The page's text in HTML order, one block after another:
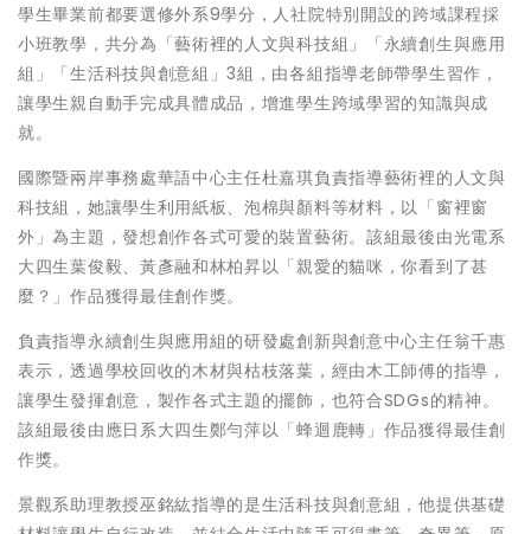
學生畢業前都要選修外系9學分，人社院特別開設的跨域課程採
小班教學，共分為「藝術裡的人文與科技組」「永續創生與應用
組」「生活科技與創意組」3組，由各組指導老師帶學生習作，
讓學生親自動手完成具體成品，增進學生跨域學習的知識與成
就。
國際暨兩岸事務處華語中心主任杜嘉琪負責指導藝術裡的人文與
科技組，她讓學生利用紙板、泡棉與顏料等材料，以「窗裡窗
外」為主題，發想創作各式可愛的裝置藝術。該組最後由光電系
大四生葉俊毅、黃彥融和林柏昇以「親愛的貓咪，你看到了甚
麼？」作品獲得最佳創作獎。
負責指導永續創生與應用組的研發處創新與創意中心主任翁千惠
表示，透過學校回收的木材與枯枝落葉，經由木工師傅的指導，
讓學生發揮創意，製作各式主題的擺飾，也符合SDGs的精神。
該組最後由應日系大四生鄭勻萍以「蜂迴鹿轉」作品獲得最佳創
作獎。
景觀系助理教授巫銘紘指導的是生活科技與創意組，他提供基礎